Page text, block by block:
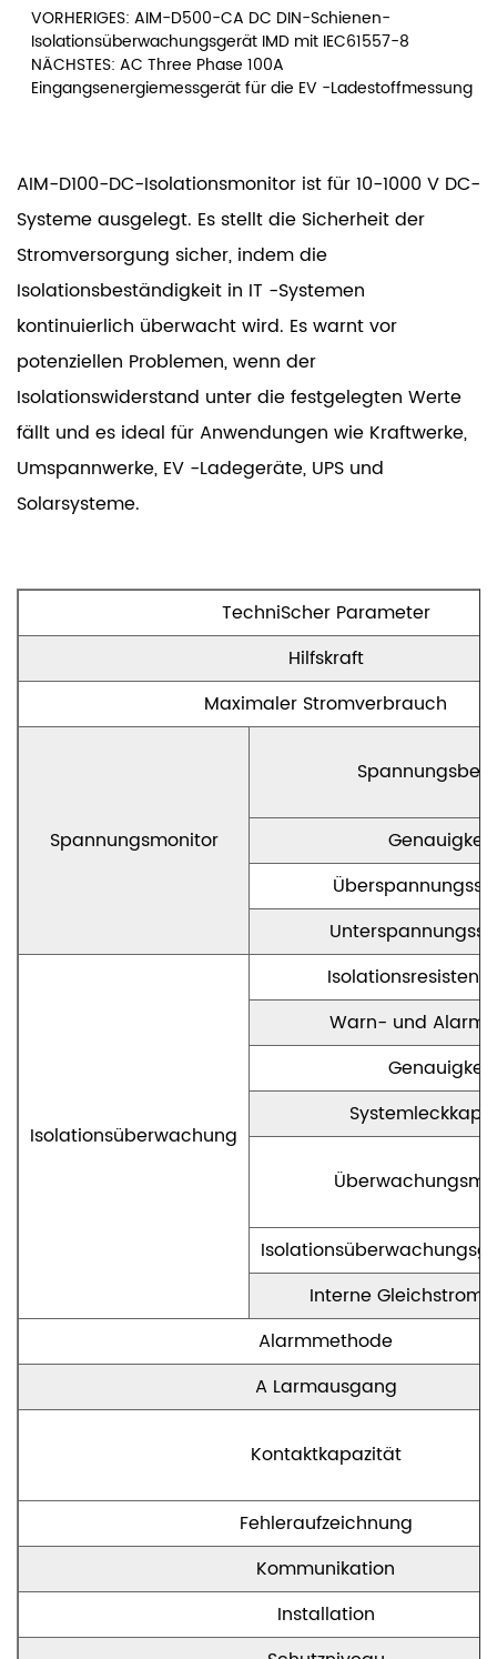
VORHERIGES: AIM-D500-CA DC DIN-Schienen-
Isolationsüberwachungsgerät IMD mit IEC61557-8
NÄCHSTES: AC Three Phase 100A
Eingangsenergiemessgerät für die EV -Ladestoffmessung
AIM-D100-DC-Isolationsmonitor ist für 10-1000 V DC-
Systeme ausgelegt. Es stellt die Sicherheit der
Stromversorgung sicher, indem die
Isolationsbeständigkeit in IT -Systemen
kontinuierlich überwacht wird. Es warnt vor
potenziellen Problemen, wenn der
Isolationswiderstand unter die festgelegten Werte
fällt und es ideal für Anwendungen wie Kraftwerke,
Umspannwerke, EV -Ladegeräte, UPS und
Solarsysteme.
TechniScher Parameter
Hilfskraft
Maximaler Stromverbrauch
Spannungsmonitor
Genauigkeit
Isolationsüberwachung
Warn- und
Genauigkeit
Interne
Alarmmethode
A Larmausgang
Kontaktkapazität
Fehleraufzeichnung
Kommunikation
Installation